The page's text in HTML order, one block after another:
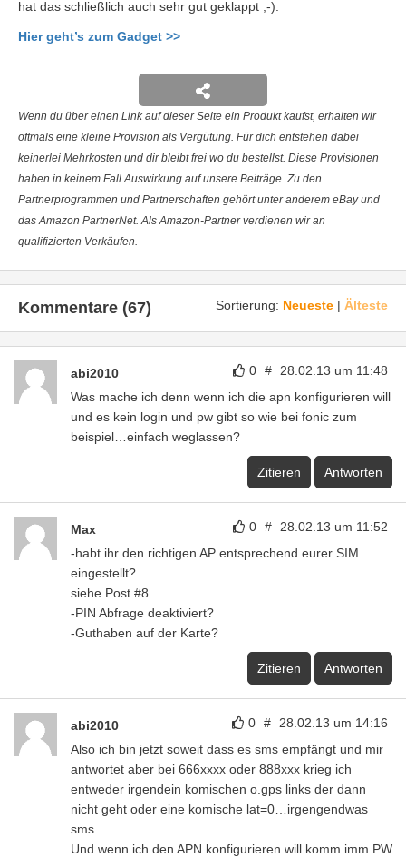
hat das schließlich auch sehr gut geklappt ;-).
Hier geht’s zum Gadget >>
Wenn du über einen Link auf dieser Seite ein Produkt kaufst, erhalten wir
oftmals eine kleine Provision als Vergütung. Für dich entstehen dabei
keinerlei Mehrkosten und dir bleibt frei wo du bestellst. Diese Provisionen
haben in keinem Fall Auswirkung auf unsere Beiträge. Zu den
Partnerprogrammen und Partnerschaften gehört unter anderem eBay und
das Amazon PartnerNet. Als Amazon-Partner verdienen wir an
qualifizierten Verkäufen.
Sortierung: Neueste | Älteste
Kommentare (67)
0 # 28.02.13 um 11:48
abi2010
Was mache ich denn wenn ich die apn konfigurieren will
und es kein login und pw gibt so wie bei fonic zum
beispiel…einfach weglassen?
Zitieren Antworten
0 # 28.02.13 um 11:52
Max
-habt ihr den richtigen AP entsprechend eurer SIM
eingestellt?
siehe Post #8
-PIN Abfrage deaktiviert?
-Guthaben auf der Karte?
Zitieren Antworten
0 # 28.02.13 um 14:16
abi2010
Also ich bin jetzt soweit dass es sms empfängt und mir
antwortet aber bei 666xxxx oder 888xxx krieg ich
entweder irgendein komischen o.gps links der dann
nicht geht oder eine komische lat=0…irgengendwas
sms.
Und wenn ich den APN konfigurieren will komm imm PW